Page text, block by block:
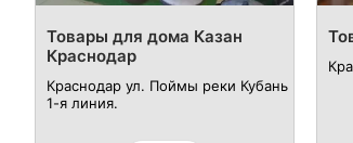
Товары для дома Казан
Краснодар
Краснодар ул. Поймы реки Кубань
1-я линия.